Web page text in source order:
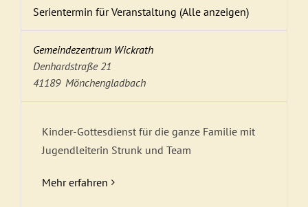
Serientermin für Veranstaltung (Alle anzeigen)
Gemeindezentrum Wickrath
Denhardstraße 21
Mönchengladbach
41189
Kinder-Gottesdienst für die ganze Familie mit
Jugendleiterin Strunk und Team
Mehr erfahren